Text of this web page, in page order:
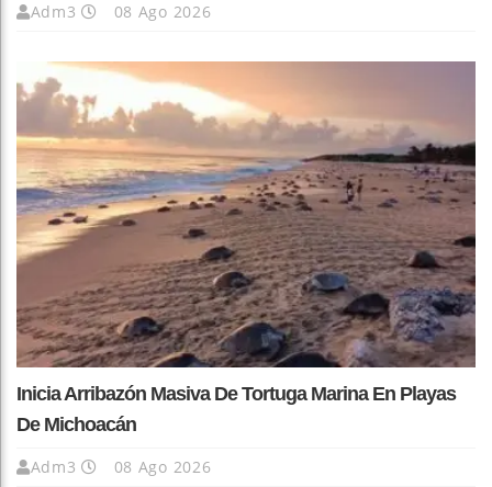
Adm3 08 Ago 2026
Inicia Arribazón Masiva De Tortuga Marina En Playas
De Michoacán
Adm3 08 Ago 2026